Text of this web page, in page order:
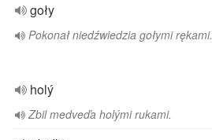
goły
Pokonał niedźwiedzia gołymi rękami.
holý
Zbil medveďa holými rukami.